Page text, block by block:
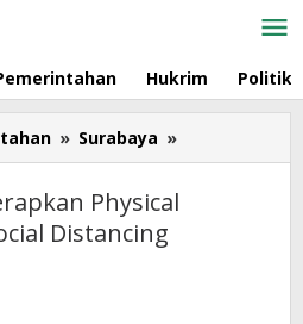
Hukrim Politik
» Surabaya »
Pegirian
Physical
Distancing